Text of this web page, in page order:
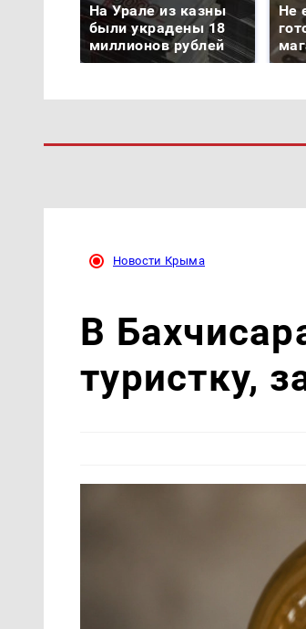
На Урале из казны
были украдены 18
миллионов рублей
Не
Новости Крыма
В
туристку,